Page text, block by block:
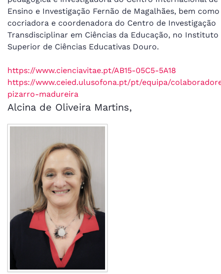
Ensino e Investigação Fernão de Magalhães, bem como
cocriadora e coordenadora do Centro de Investigação
Transdisciplinar em Ciências da Educação, no Instituto
Superior de Ciências Educativas Douro.
https://www.cienciavitae.pt/AB15-05C5-5A18
https://www.ceied.ulusofona.pt/pt/equipa/
pizarro-madureira
Alcina de Oliveira Martins,